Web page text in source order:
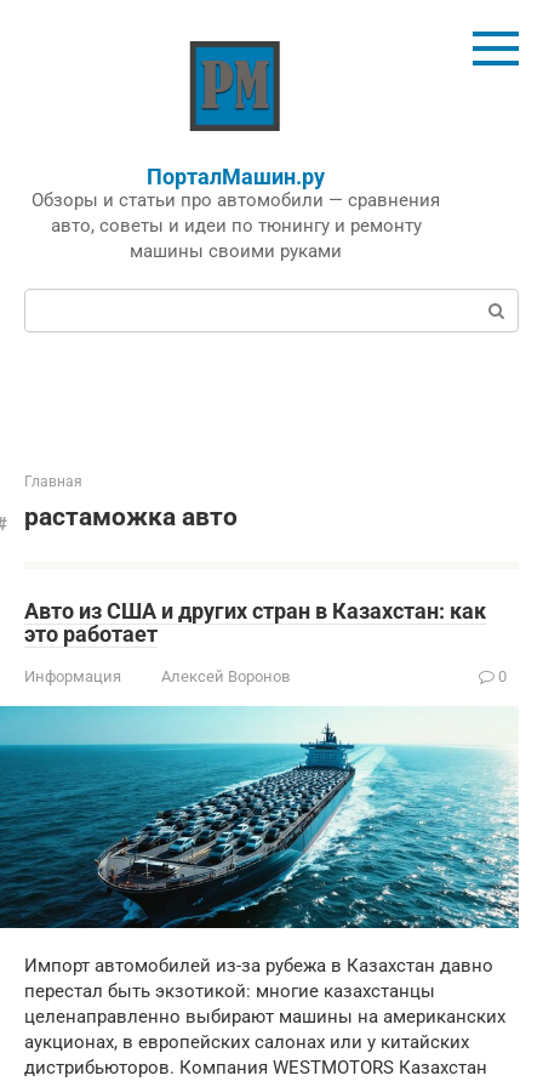
ПорталМашин.ру
Обзоры и статьи про автомобили — сравнения
авто, советы и идеи по тюнингу и ремонту
машины своими руками
Поиск:
Главная
растаможка авто
Авто из США и других стран в Казахстан: как
это работает
Информация Алексей Воронов 0
Импорт автомобилей из-за рубежа в Казахстан давно
перестал быть экзотикой: многие казахстанцы
целенаправленно выбирают машины на американских
аукционах, в европейских салонах или у китайских
дистрибьюторов. Компания WESTMOTORS Казахстан